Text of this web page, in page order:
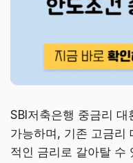
SBI저축은행 중금리
가능하며, 기존 고금리
적인 금리로 갈아탈 수